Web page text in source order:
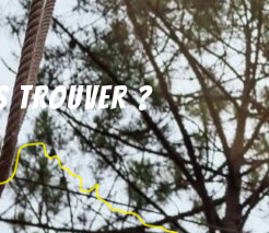
trouver ?